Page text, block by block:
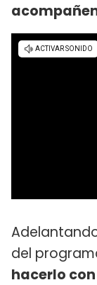
del
hacerlo